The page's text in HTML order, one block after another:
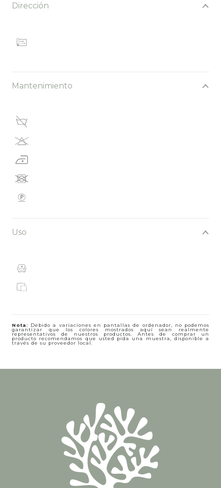
Dirección
Mantenimiento
Uso
Nota: Debido a variaciones en pantallas de ordenador, no podemos
garantizar que los colores mostrados aquí sean realmente
representativos de nuestros productos. Antes de comprar un
producto recomendamos que usted pida una muestra, disponible a
través de su proveedor local.